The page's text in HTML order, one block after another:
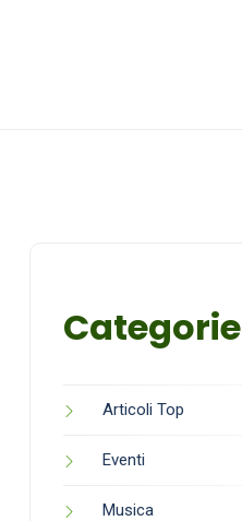
Categorie
Articoli Top
Eventi
Musica